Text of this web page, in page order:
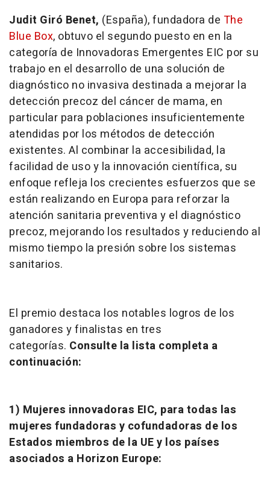
Judit Giró Benet, (España), fundadora de The
Blue Box, obtuvo el segundo puesto en en la
categoría de Innovadoras Emergentes EIC por su
trabajo en el desarrollo de una solución de
diagnóstico no invasiva destinada a mejorar la
detección precoz del cáncer de mama, en
particular para poblaciones insuficientemente
atendidas por los métodos de detección
existentes. Al combinar la accesibilidad, la
facilidad de uso y la innovación científica, su
enfoque refleja los crecientes esfuerzos que se
están realizando en Europa para reforzar la
atención sanitaria preventiva y el diagnóstico
precoz, mejorando los resultados y reduciendo al
mismo tiempo la presión sobre los sistemas
sanitarios.
El premio destaca los notables logros de los
ganadores y finalistas en tres
categorías. Consulte la lista completa a
continuación:
1) Mujeres innovadoras EIC, para todas las
mujeres fundadoras y cofundadoras de los
Estados miembros de la UE y los países
asociados a Horizon Europe: